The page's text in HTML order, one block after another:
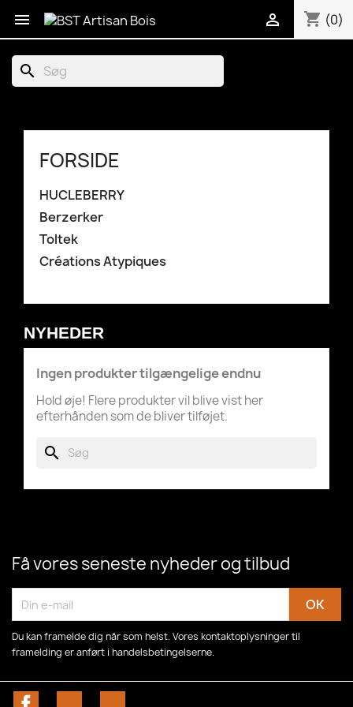
 shopping_cart (0)

search
FORSIDE
HUCLEBERRY
Berzerker
Toltek
Créations Atypiques
NYHEDER
Ingen produkter tilgængelige endnu
Hold øje! Flere produkter vil blive vist her
efterhånden som de bliver tilføjet.
search
Få vores seneste nyheder og tilbud
Du kan framelde dig når som helst. Vores kontaktoplysninger til
framelding er anført i handelsbetingelserne.